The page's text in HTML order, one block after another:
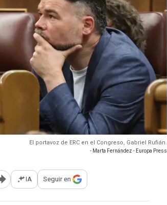
El portavoz de ERC en el Congreso, Gabriel Rufián.
- Marta Fernández - Europa Press
Abrir opciones para compartir
IA Seguir en